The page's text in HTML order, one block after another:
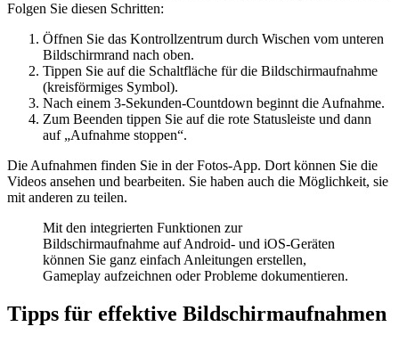
Folgen Sie diesen Schritten:
Öffnen Sie das Kontrollzentrum durch Wischen vom unteren
Bildschirmrand nach oben.
Tippen Sie auf die Schaltfläche für die Bildschirmaufnahme
(kreisförmiges Symbol).
Nach einem 3-Sekunden-Countdown beginnt die Aufnahme.
Zum Beenden tippen Sie auf die rote Statusleiste und dann
auf „Aufnahme stoppen“.
Die Aufnahmen finden Sie in der Fotos-App. Dort können Sie die
Videos ansehen und bearbeiten. Sie haben auch die Möglichkeit, sie
mit anderen zu teilen.
Mit den integrierten Funktionen zur
Bildschirmaufnahme auf Android- und iOS-Geräten
können Sie ganz einfach Anleitungen erstellen,
Gameplay aufzeichnen oder Probleme dokumentieren.
Tipps für effektive Bildschirmaufnahmen